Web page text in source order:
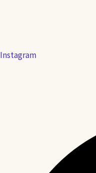
Instagram